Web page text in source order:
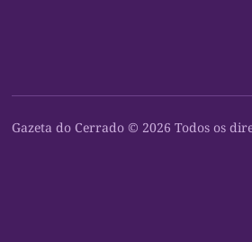
Gazeta do Cerrado © 2026 Todos os